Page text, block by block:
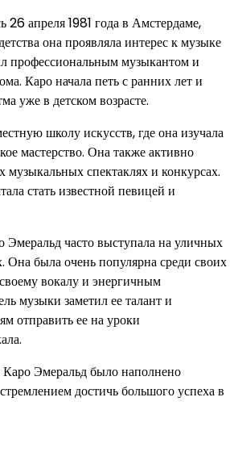
26 апреля 1981 года в Амстердаме,
она проявляла интерес к музыке
профессиональным музыкантом и
Каро начала петь с ранних лет и
уже в детском возрасте.
школу искусств, где она изучала
мастерство. Она также активно
музыкальных спектаклях и конкурсах.
стать известной певицей и
Эмеральд часто выступала на уличных
Она была очень популярна среди своих
вокалу и энергичным
музыки заметил ее талант и
отправить ее на уроки
Каро Эмеральд было наполнено
достичь большого успеха в